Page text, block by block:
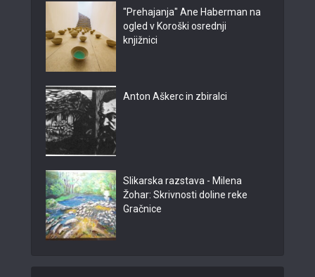
"Prehajanja" Ane Haberman na
ogled v Koroški osrednji
knjižnici
Anton Aškerc in zbiralci
Slikarska razstava - Milena
Žohar: Skrivnosti doline reke
Gračnice